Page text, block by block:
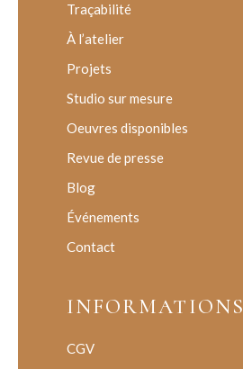
Traçabilité
À l’atelier
Projets
Studio sur mesure
Oeuvres disponibles
Revue de presse
Blog
Événements
Contact
INFORMATIONS
CGV